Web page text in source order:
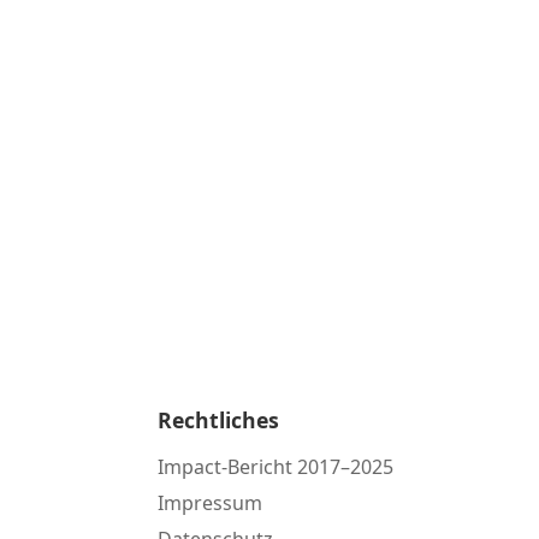
Rechtliches
Impact-Bericht 2017–2025
Impressum